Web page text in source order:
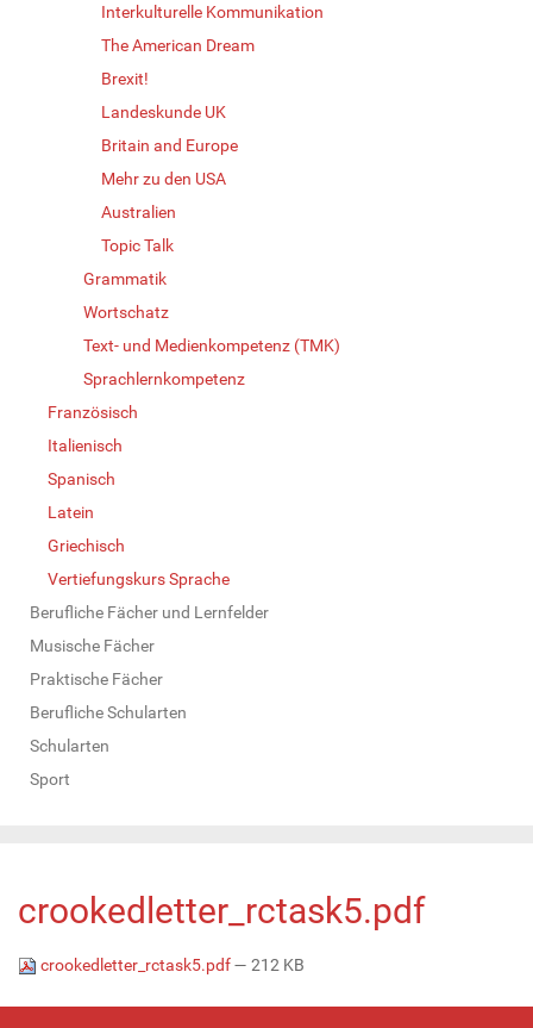
Interkulturelle Kommunikation
The American Dream
Brexit!
Landeskunde UK
Britain and Europe
Mehr zu den USA
Australien
Topic Talk
Grammatik
Wortschatz
Text- und Medienkompetenz (TMK)
Sprachlernkompetenz
Französisch
Italienisch
Spanisch
Latein
Griechisch
Vertiefungskurs Sprache
Berufliche Fächer und Lernfelder
Musische Fächer
Praktische Fächer
Berufliche Schularten
Schularten
Sport
crookedletter_rctask5.pdf
crookedletter_rctask5.pdf— 212 KB